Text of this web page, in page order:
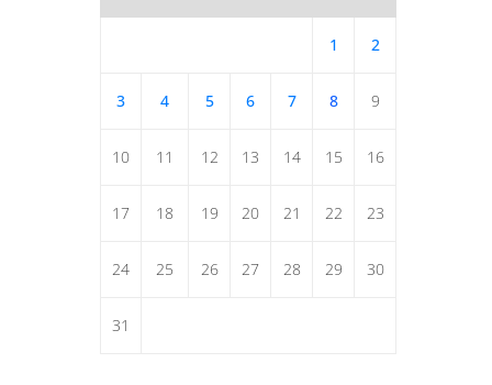
1 2
3 4 5 6 7 8 9
10 11 12 13 14 15 16
17 18 19 20 21 22 23
24 25 26 27 28 29 30
31